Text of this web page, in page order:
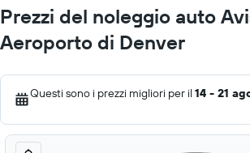
Prezzi del noleggio auto
Aeroporto di Denver
Questi sono i prezzi migliori per il 14 - 21